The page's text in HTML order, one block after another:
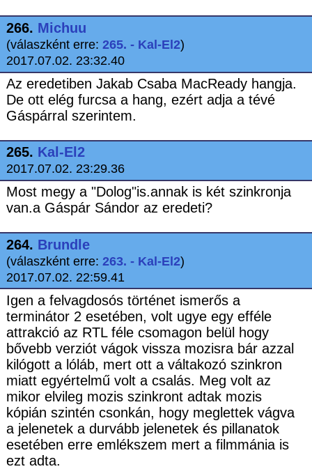
266. Michuu
(válaszként erre: 265. - Kal-El2)
2017.07.02. 23:32.40
Az eredetiben Jakab Csaba MacReady hangja.
De ott elég furcsa a hang, ezért adja a tévé
Gáspárral szerintem.
265. Kal-El2
2017.07.02. 23:29.36
Most megy a "Dolog"is.annak is két szinkronja
van.a Gáspár Sándor az eredeti?
264. Brundle
(válaszként erre: 263. - Kal-El2)
2017.07.02. 22:59.41
Igen a felvagdosós történet ismerős a
terminátor 2 esetében, volt ugye egy efféle
attrakció az RTL féle csomagon belül hogy
bővebb verziót vágok vissza mozisra bár azzal
kilógott a lóláb, mert ott a váltakozó szinkron
miatt egyértelmű volt a csalás. Meg volt az
mikor elvileg mozis szinkront adtak mozis
kópián szintén csonkán, hogy meglettek vágva
a jelenetek a durvább jelenetek és pillanatok
esetében erre emlékszem mert a filmmánia is
ezt adta.